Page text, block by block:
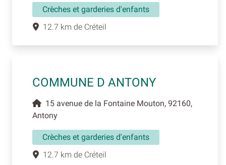
Crèches et garderies d'enfants
12.7 km de Créteil
COMMUNE D ANTONY
15 avenue de la Fontaine Mouton, 92160,
Antony
Crèches et garderies d'enfants
12.7 km de Créteil